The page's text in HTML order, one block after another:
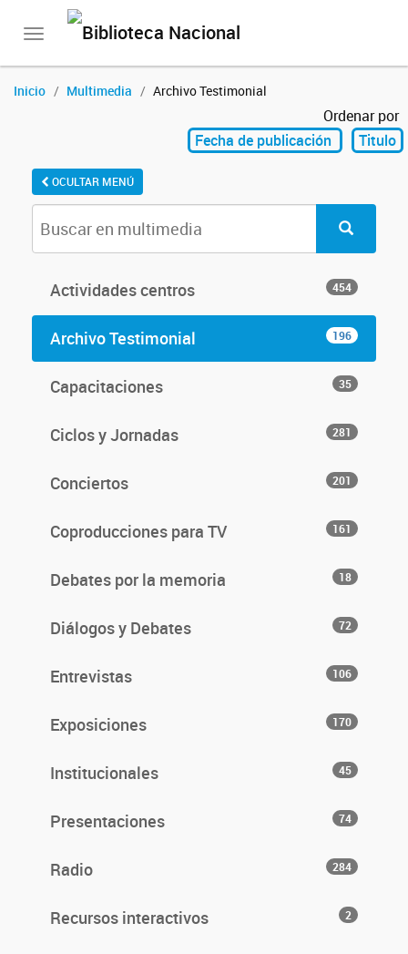
Toggle
Inicio Multimedia Archivo Testimonial
Ordenar por
Fecha de publicación
Titulo
OCULTAR MENÚ
Actividades centros 454
Archivo Testimonial 196
Capacitaciones 35
Ciclos y Jornadas 281
Conciertos 201
Coproducciones para TV 161
Debates por la memoria 18
Diálogos y Debates 72
Entrevistas 106
Exposiciones 170
Institucionales 45
Presentaciones 74
Radio 284
Recursos interactivos 2